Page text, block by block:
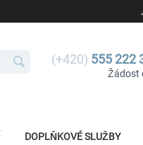
(+420) 555 222
Žádost
DOPLŇKOVÉ SLUŽBY